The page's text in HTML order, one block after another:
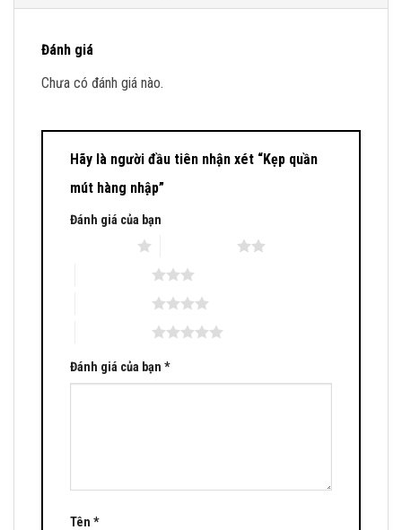
Đánh giá
Chưa có đánh giá nào.
Hãy là người đầu tiên nhận xét “Kẹp quần
mút hàng nhập”
Đánh giá của bạn
Đánh giá của bạn *
Tên *